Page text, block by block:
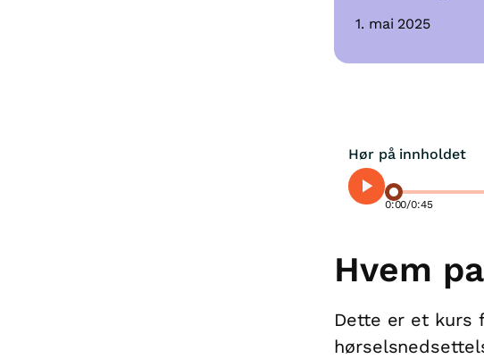
1. mai 2025
Hør på innholdet
0:00/0:45
Hvem
Dette er et kurs